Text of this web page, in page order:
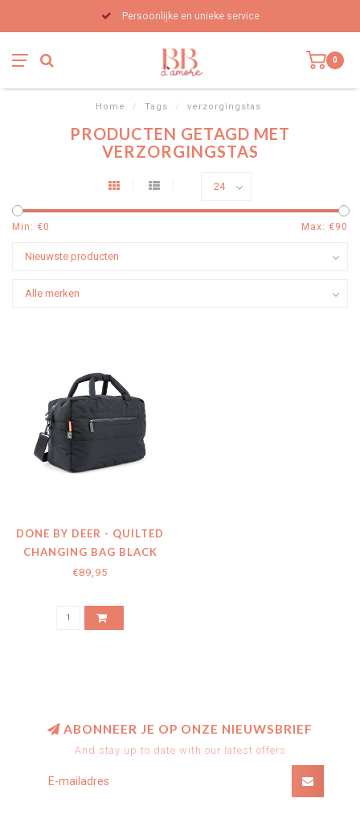
Persoonlijke en unieke service
0
Home / Tags / verzorgingstas
PRODUCTEN GETAGD MET
VERZORGINGSTAS
Min: €0 Max: €90
DONE BY DEER - QUILTED
CHANGING BAG BLACK
€89,95
ABONNEER JE OP ONZE NIEUWSBRIEF
And stay up to date with our latest offers